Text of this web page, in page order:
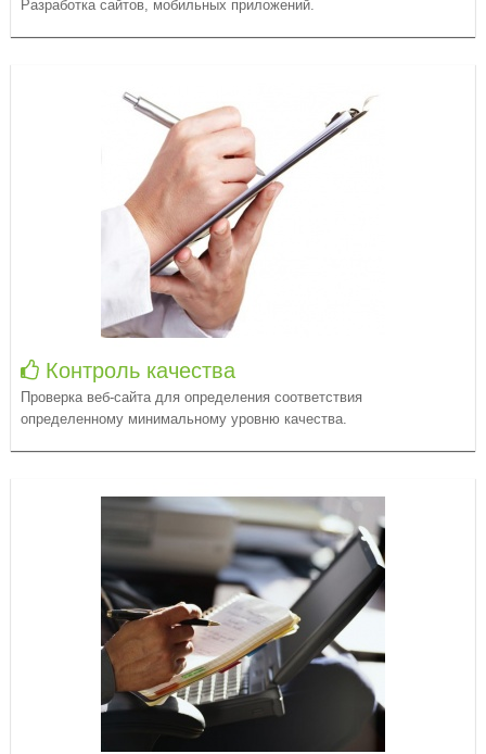
Разработка сайтов, мобильных приложений.
Контроль качества
Проверка веб-сайта для определения соответствия
определенному минимальному уровню качества.